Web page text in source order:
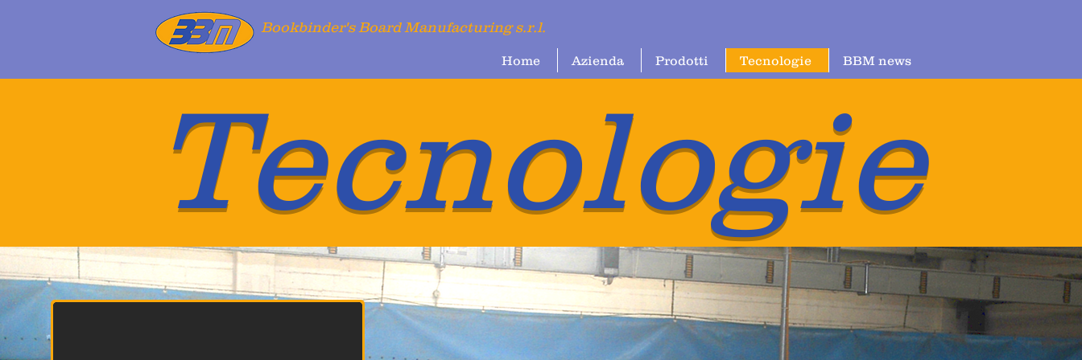
Bookbinder's Board Manufacturing s.r.l.
Home Azienda Prodotti Tecnologie BBM news
Tecnologie